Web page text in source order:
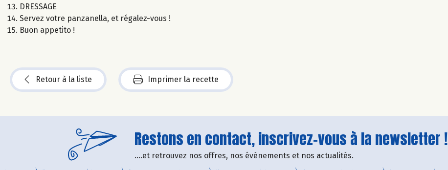
DRESSAGE
Servez votre panzanella, et régalez-vous !
Buon appetito !
Retour à la liste Imprimer la recette
Restons en contact, inscrivez-vous à la newsletter !
....et retrouvez nos offres, nos événements et nos actualités.